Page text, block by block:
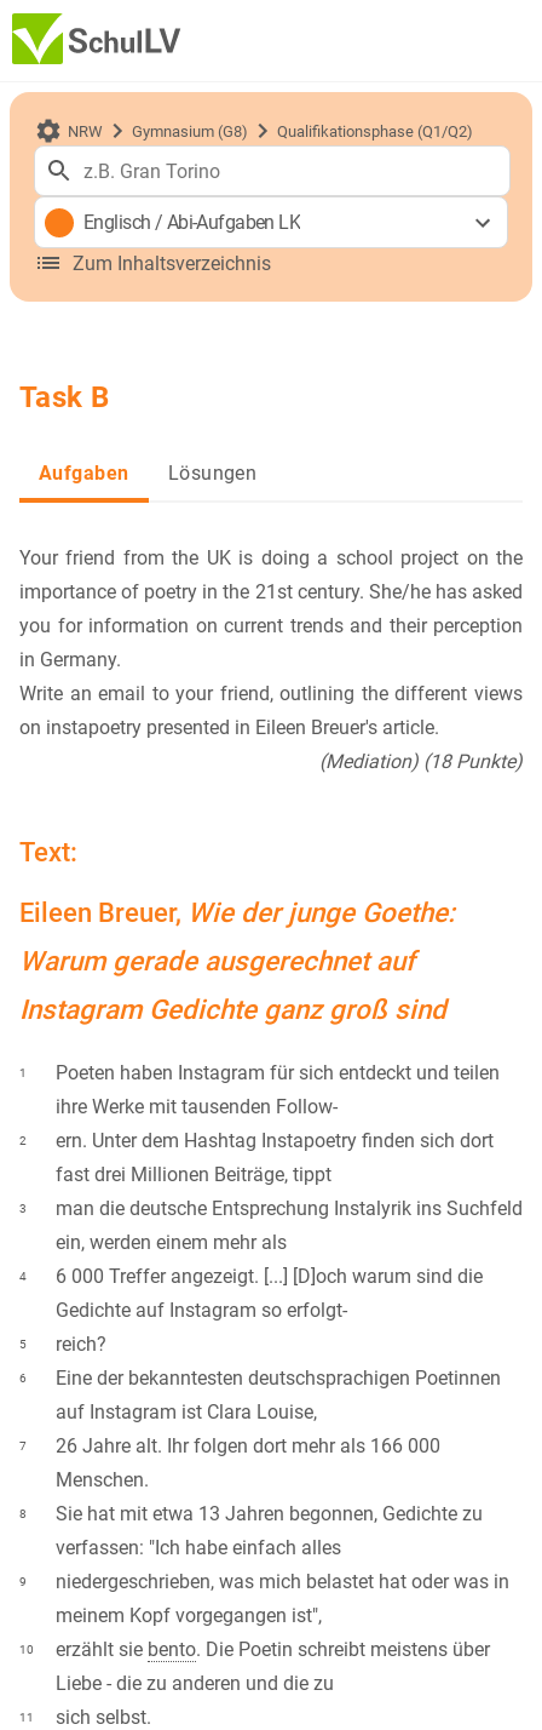
NRW Gymnasium (G8) Qualifikationsphase (Q1/Q2)
Englisch / Abi-Aufgaben LK
Zum Inhaltsverzeichnis
Task B
Aufgaben Lösungen
Your friend from the UK is doing a school project on the
importance of poetry in the 21st century. She/he has asked
you for information on current trends and their perception
in Germany.
Write an email to your friend, outlining the different views
on instapoetry presented in Eileen Breuer's article.
(Mediation) (18 Punkte)
Text:
Eileen Breuer, Wie der junge Goethe:
Warum gerade ausgerechnet auf
Instagram Gedichte ganz groß sind
1
Poeten haben Instagram für sich entdeckt und teilen
ihre Werke mit tausenden Follow-
2
ern. Unter dem Hashtag Instapoetry finden sich dort
fast drei Millionen Beiträge, tippt
3
man die deutsche Entsprechung Instalyrik ins Suchfeld
ein, werden einem mehr als
4
6 000 Treffer angezeigt. [...] [D]och warum sind die
Gedichte auf Instagram so erfolgt-
5 reich?
6
Eine der bekanntesten deutschsprachigen Poetinnen
auf Instagram ist Clara Louise,
7
26 Jahre alt. Ihr folgen dort mehr als 166 000
Menschen.
8
Sie hat mit etwa 13 Jahren begonnen, Gedichte zu
verfassen: "Ich habe einfach alles
9
niedergeschrieben, was mich belastet hat oder was in
meinem Kopf vorgegangen ist",
10 erzählt sie bento. Die Poetin schreibt meistens über
Liebe - die zu anderen und die zu
11 sich selbst.